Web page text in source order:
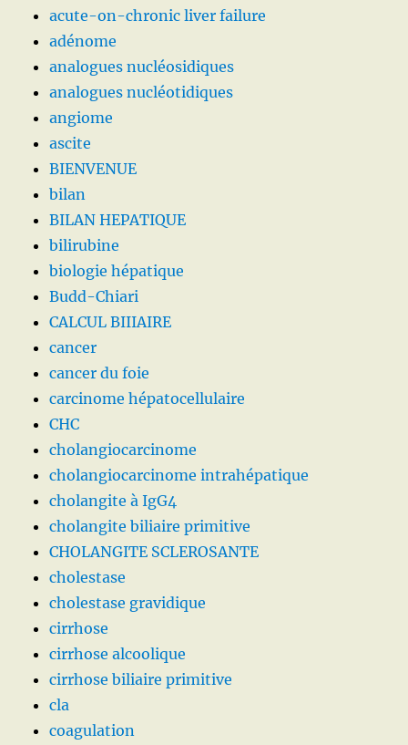
acute-on-chronic liver failure
adénome
analogues nucléosidiques
analogues nucléotidiques
angiome
ascite
BIENVENUE
bilan
BILAN HEPATIQUE
bilirubine
biologie hépatique
Budd-Chiari
CALCUL BIIIAIRE
cancer
cancer du foie
carcinome hépatocellulaire
CHC
cholangiocarcinome
cholangiocarcinome intrahépatique
cholangite à IgG4
cholangite biliaire primitive
CHOLANGITE SCLEROSANTE
cholestase
cholestase gravidique
cirrhose
cirrhose alcoolique
cirrhose biliaire primitive
cla
coagulation